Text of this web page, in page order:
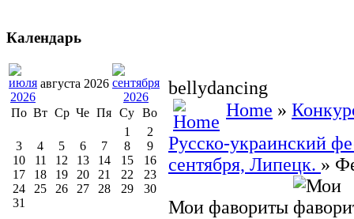
bellydancing
Home »
Русско-украинский
сентября, Липецк. »
Мои фавориты
Календарь
августа 2026
По Вт Ср Че Пя Су Во
1
2
3
4 5 6 7 8
9
10
11 12 13 14 15
16
17
18 19 20 21 22
23
24
25 26 27 28 29
30
31